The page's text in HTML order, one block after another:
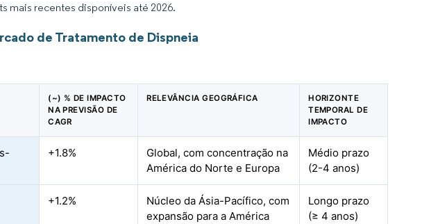
mais recentes disponíveis até 2026.
de Tratamento de Dispneia
(~) % DE IMPACTO
NA PREVISÃO DE
CAGR
RELEVÂNCIA GEOGRÁFICA
HORIZONTE
TEMPORAL DE
IMPACTO
+1.8%
Global, com concentração na
América do Norte e Europa
Médio prazo
(2-4 anos)
+1.2%
Núcleo da Ásia-Pacífico, com
expansão para a América
Longo prazo
(≥ 4 anos)